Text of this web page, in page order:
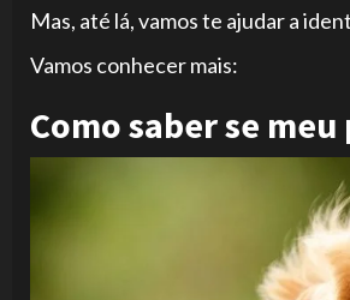
Mas, até lá, vamos te ajudar a
Vamos conhecer mais:
Como saber se